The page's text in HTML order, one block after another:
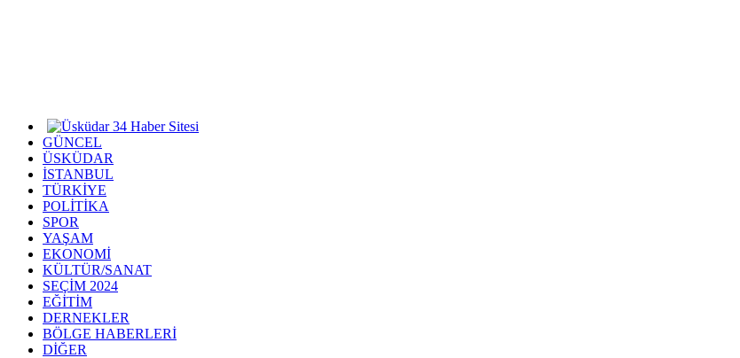
GÜNCEL
ÜSKÜDAR
İSTANBUL
TÜRKİYE
POLİTİKA
SPOR
YAŞAM
EKONOMİ
KÜLTÜR/SANAT
SEÇİM 2024
EĞİTİM
DERNEKLER
BÖLGE HABERLERİ
DİĞER